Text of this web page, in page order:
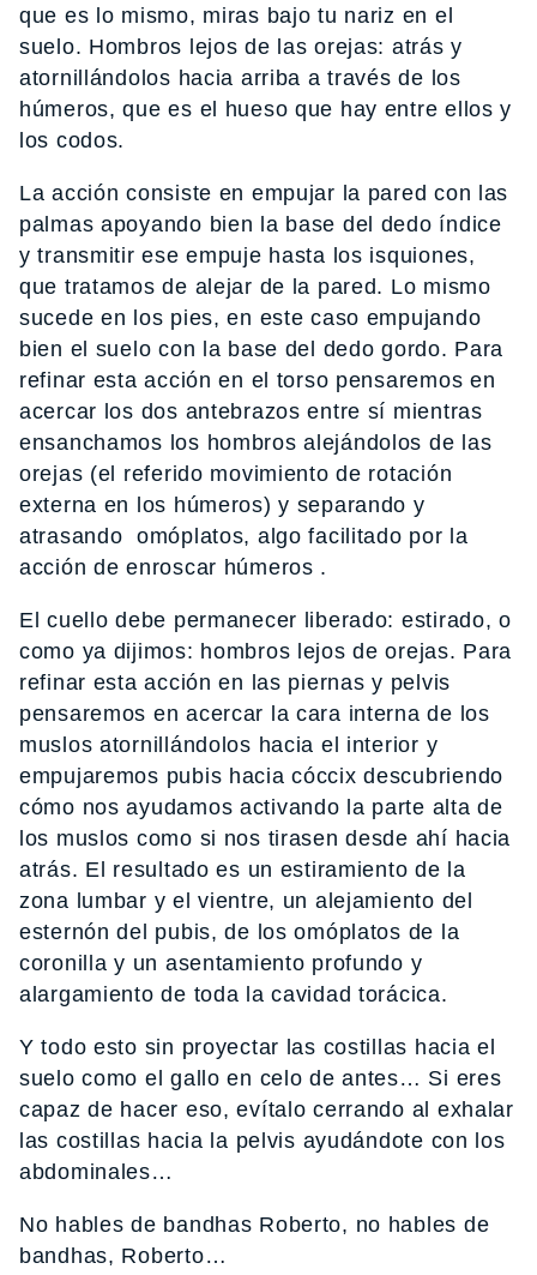
que es lo mismo, miras bajo tu nariz en el
suelo. Hombros lejos de las orejas: atrás y
atornillándolos hacia arriba a través de los
húmeros, que es el hueso que hay entre ellos y
los codos.
La acción consiste en empujar la pared con las
palmas apoyando bien la base del dedo índice
y transmitir ese empuje hasta los isquiones,
que tratamos de alejar de la pared. Lo mismo
sucede en los pies, en este caso empujando
bien el suelo con la base del dedo gordo. Para
refinar esta acción en el torso pensaremos en
acercar los dos antebrazos entre sí mientras
ensanchamos los hombros alejándolos de las
orejas (el referido movimiento de rotación
externa en los húmeros) y separando y
atrasando omóplatos, algo facilitado por la
acción de enroscar húmeros .
El cuello debe permanecer liberado: estirado, o
como ya dijimos: hombros lejos de orejas. Para
refinar esta acción en las piernas y pelvis
pensaremos en acercar la cara interna de los
muslos atornillándolos hacia el interior y
empujaremos pubis hacia cóccix descubriendo
cómo nos ayudamos activando la parte alta de
los muslos como si nos tirasen desde ahí hacia
atrás. El resultado es un estiramiento de la
zona lumbar y el vientre, un alejamiento del
esternón del pubis, de los omóplatos de la
coronilla y un asentamiento profundo y
alargamiento de toda la cavidad torácica.
Y todo esto sin proyectar las costillas hacia el
suelo como el gallo en celo de antes… Si eres
capaz de hacer eso, evítalo cerrando al exhalar
las costillas hacia la pelvis ayudándote con los
abdominales…
No hables de bandhas Roberto, no hables de
bandhas, Roberto…